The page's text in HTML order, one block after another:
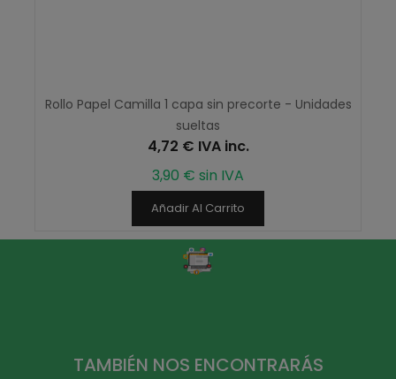
Rollo Papel Camilla 1 capa sin precorte - Unidades
sueltas
4,72 € IVA inc.
3,90 € sin IVA
Añadir Al Carrito
TAMBIÉN NOS ENCONTRARÁS